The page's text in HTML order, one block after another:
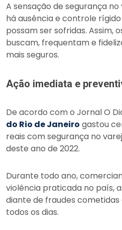
A sensação de segurança
há ausência e controle
possam ser sofridas. Assim,
buscam, frequentam e
mais seguros.
Ação imediata e
De acordo com o Jornal O
do Rio de Janeiro gastou
reais com segurança no
deste ano de 2022.
Durante todo ano,
violência praticada no país,
diante de fraudes
todos os dias.